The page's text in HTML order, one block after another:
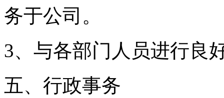
务于公司。
3、与各部门人员进行良
五、行政事务